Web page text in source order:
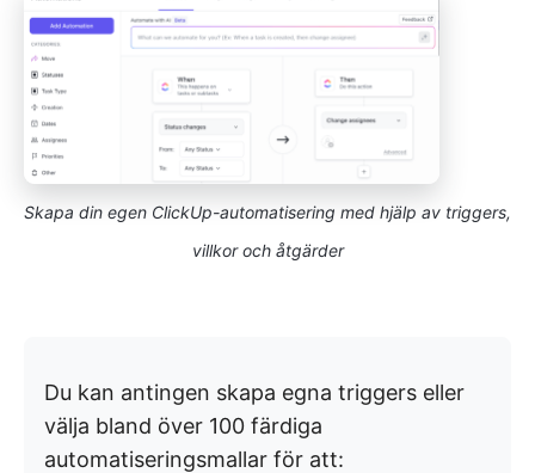
Skapa din egen ClickUp-automatisering med hjälp av triggers,
villkor och åtgärder
Du kan antingen skapa egna triggers eller
välja bland över 100 färdiga
automatiseringsmallar för att: